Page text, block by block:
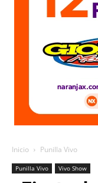
Inicio Punilla Vivo
Punilla Vivo Vivo Show